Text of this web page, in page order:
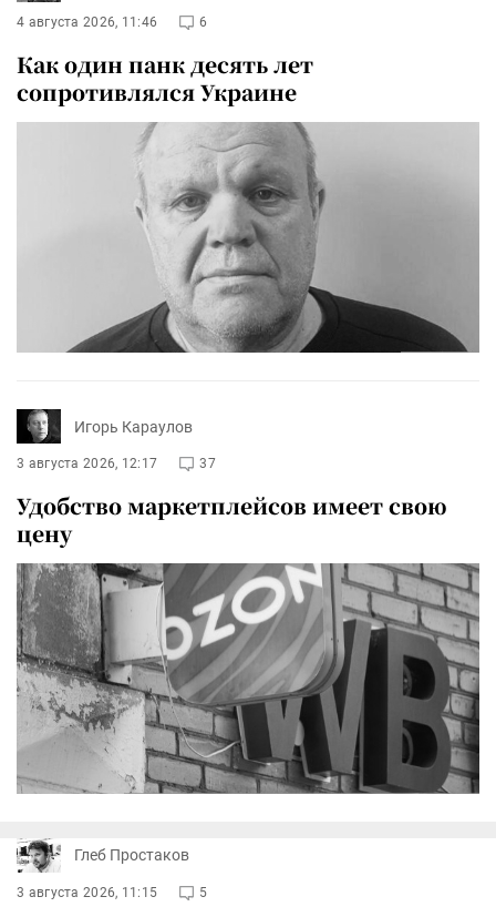
4 августа 2026, 11:46 6
Как один панк десять лет
сопротивлялся Украине
Игорь Караулов
3 августа 2026, 12:17 37
Удобство маркетплейсов имеет свою
цену
Глеб Простаков
3 августа 2026, 11:15 5